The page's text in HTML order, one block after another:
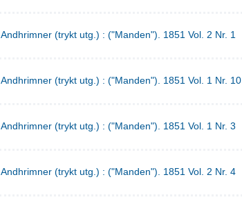
Andhrimner (trykt utg.) : ("Manden"). 1851 Vol. 2 Nr. 1
Andhrimner (trykt utg.) : ("Manden"). 1851 Vol. 1 Nr. 10
Andhrimner (trykt utg.) : ("Manden"). 1851 Vol. 1 Nr. 3
Andhrimner (trykt utg.) : ("Manden"). 1851 Vol. 2 Nr. 4